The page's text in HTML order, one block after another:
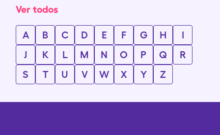
Ver todos
A B C D E F G H
I
J
K L M N O P Q
R
S
T U V W X Y Z